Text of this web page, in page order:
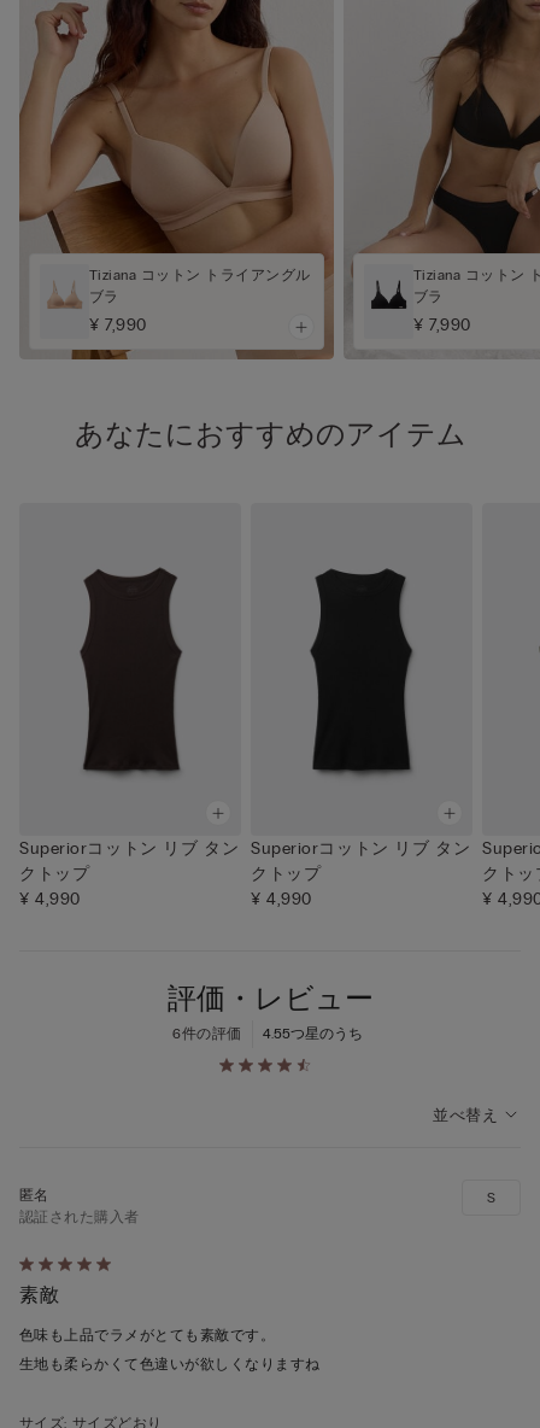
Tiziana コットン トライアングル
ブラ
¥ 7,990
Tiziana コットン
ブラ
¥ 7,990
あなたにおすすめのアイテム
Superiorコットン リブ タン
クトップ
¥ 4,990
Superiorコットン リブ タン
クトップ
¥ 4,990
クトッ
¥
評価・レビュー
4.55つ星のうち
6件の評価
並べ替え
5
段
階
の
ち
認証された購入者
素敵
色味も上品でラメがとても素敵です。
生地も柔らかくて色違いが欲しくなりますね
S
サイズ: サイズどおり